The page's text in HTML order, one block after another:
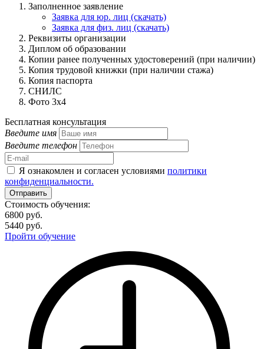
Заполненное заявление
Заявка для юр. лиц (скачать)
Заявка для физ. лиц (скачать)
Реквизиты организации
Диплом об образовании
Копии ранее полученных удостоверений (при наличии)
Копия трудовой книжки (при наличии стажа)
Копия паспорта
СНИЛС
Фото 3x4
Бесплатная консультация
Введите имя
Введите телефон
Я ознакомлен и согласен условиями политики
конфиденциальности.
Отправить
Стоимость обучения:
6800 руб.
5440 руб.
Пройти обучение